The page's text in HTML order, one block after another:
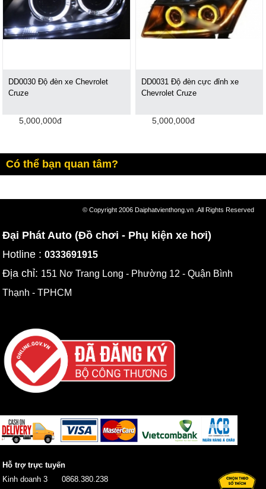
DD0030 Độ đèn xe Chevrolet
Cruze
5,000,000đ
DD0031 Độ đèn cực đỉnh xe
Chevrolet Cruze
5,000,000đ
Có thể bạn quan tâm?
© Copyright 2006 Daiphatvienthong.vn .All Rights Reserved
Đại Phát Auto (Đồ chơi - Phụ kiện xe hơi)
Hotline :0333691915
Địa chỉ: 151 Nơ Trang Long - Phường 12 - Quận Bình
Thạnh - TPHCM
Hỗ trợ trực tuyến
Kinh doanh 3
0868.380.238